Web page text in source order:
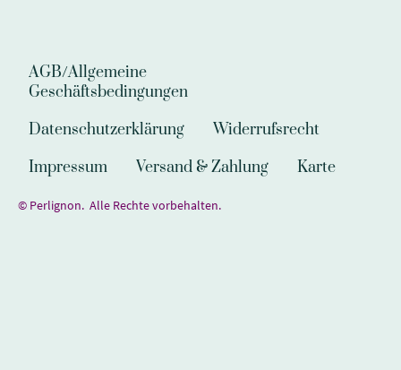
AGB/Allgemeine
Geschäftsbedingungen
Datenschutzerklärung
Widerrufsrecht
Impressum
Versand & Zahlung Karte
© Perlignon. Alle Rechte vorbehalten.